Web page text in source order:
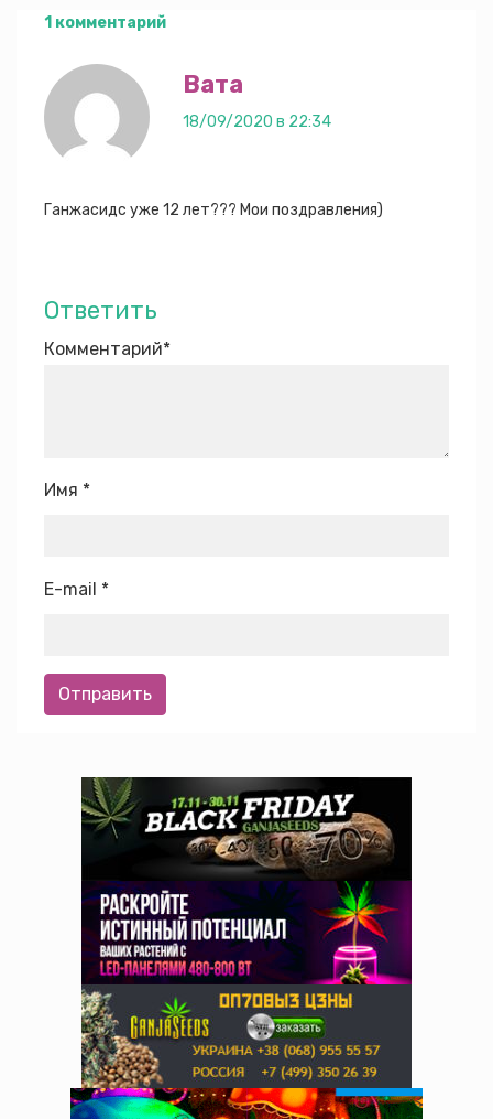
1 комментарий
Вата
18/09/2020 в 22:34
Ганжасидс уже 12 лет??? Мои поздравления)
Ответить
Комментарий*
Имя *
E-mail *